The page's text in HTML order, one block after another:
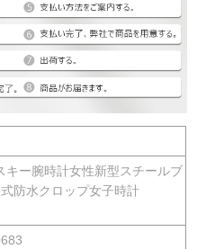
キー腕時計女性新型スチールブ
防水クロップ女子時計